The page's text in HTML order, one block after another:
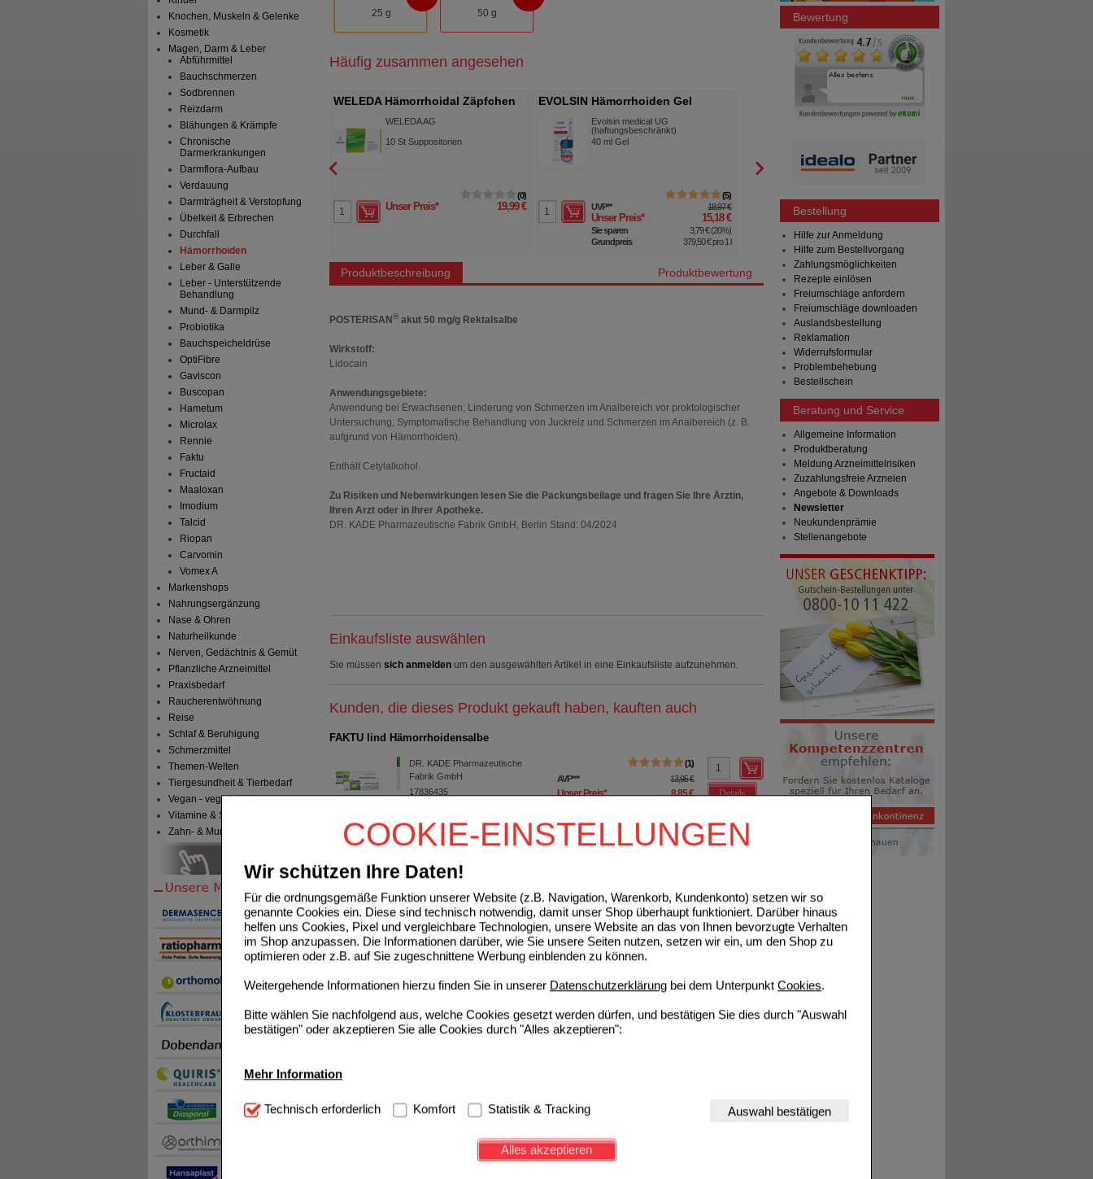
COOKIE-EINSTELLUNGEN
Wir schützen Ihre Daten!
Für die ordnungsgemäße Funktion unserer Website (z.B. Navigation, Warenkorb, Kundenkonto) setzen wir so
genannte Cookies ein. Diese sind technisch notwendig, damit unser Shop überhaupt funktioniert. Darüber hinaus
helfen uns Cookies, Pixel und vergleichbare Technologien, unsere Website an das von Ihnen bevorzugte Verhalten
im Shop anzupassen. Die Informationen darüber, wie Sie unsere Seiten nutzen, setzen wir ein, um den Shop zu
optimieren oder z.B. auf Sie zugeschnittene Werbung einblenden zu können.
Weitergehende Informationen hierzu finden Sie in unserer Datenschutzerklärung bei dem Unterpunkt Cookies.
Bitte wählen Sie nachfolgend aus, welche Cookies gesetzt werden dürfen, und bestätigen Sie dies durch "Auswahl
bestätigen" oder akzeptieren Sie alle Cookies durch "Alles akzeptieren":
Mehr Information
Technisch Notwendig: Hierbei handelt es sich um Cookies, die für die Grundfunktionen unserer Website
notwendig sind (z.B. Navigation, Warenkorb, Kundenkonto), weshalb auf diese nicht verzichtet werden kann.
Diese Cookies werden genutzt um das Einkaufserlebnis noch ansprechender zu gestalten,
beispielsweise für die Wiedererkennung des Besuchers oder unsere Seite an bevorzugte Verhaltensweisen (z.B.
Technisch erforderlich Komfort Statistik & Tracking Auswahl bestätigen
Alles akzeptieren
Knochen, Muskeln & Gelenke
Kosmetik
Magen, Darm & Leber
Abführmittel
Bauchschmerzen
Sodbrennen
Reizdarm
Blähungen & Krämpfe
Chronische
Darmerkrankungen
Darmflora-Aufbau
Verdauung
Darmträgheit & Verstopfung
Übelkeit & Erbrechen
Durchfall
Hämorrhoiden
Leber & Galle
Leber - Unterstützende
Behandlung
Mund- & Darmpilz
Probiotika
Bauchspeicheldrüse
OptiFibre
Gaviscon
Buscopan
Hametum
Microlax
Rennie
Faktu
Fructaid
Maaloxan
Imodium
Talcid
Riopan
Carvomin
Vomex A
Markenshops
Nahrungsergänzung
Nase & Ohren
Naturheilkunde
Nerven, Gedächtnis & Gemüt
Pflanzliche Arzneimittel
Praxisbedarf
Raucherentwöhnung
Reise
Schlaf & Beruhigung
Schmerzmittel
Themen-Welten
Tiergesundheit & Tierbedarf
Vegan - vegetarisch
Vitamine & Sport
Zahn- & Mundpflege
25 g 50 g
Häufig zusammen angesehen
Dr.Willmar Schwabe GmbH &
Co.KG
25g Salbe
AVP ***
Unser Preis*
Sie sparen
WELEDA Hämorrhoidal Zäpfchen
WELEDA AG
10St Suppositorien
0
Unser Preis* 19,99 €
EVOLSIN Hämorrhoiden Gel
Evolsin medical UG
(haftungsbeschränkt)
40 ml Gel
5
UVP** 18,97 €
Unser Preis* 15,18 €
Sie sparen 3,79 €(20%)
Grundpreis
379,50 €pro 1 l
NUVINOL Hämorrhoiden-Gel und
Analfissuren-Gel
UVP
**
Unser Preis*
Sie sparen
Grundpreis
Produktbeschreibung Produktbewertung
POSTERISAN®akut 50 mg/g Rektalsalbe
Wirkstoff:
Lidocain
Anwendungsgebiete:
Anwendung bei Erwachsenen; Linderung von Schmerzen im Analbereich vor proktologischer
Untersuchung; Symptomatische Behandlung von Juckreiz und Schmerzen im Analbereich (z. B.
aufgrund von Hämorrhoiden).
Enthält Cetylalkohol.
Zu Risiken und Nebenwirkungen lesen Sie die Packungsbeilage und fragen Sie Ihre Ärztin,
Ihren Arzt oder in Ihrer Apotheke.
DR. KADE Pharmazeutische Fabrik GmbH, Berlin Stand: 04/2024
Einkaufsliste auswählen
Sie müssen sich anmelden um den ausgewählten Artikel in eine Einkaufsliste aufzunehmen.
Kunden, die dieses Produkt gekauft haben, kauften auch
FAKTU lind Hämorrhoidensalbe
DR. KADE Pharmazeutische
Fabrik GmbH
17836435
1
AVP*** 13,95 €
Unser Preis* 8,85 €
Grundpreis
354,00 €pro 1 kg
Details
POSTERISAN protect Salbe
Fabrik GmbH
06493943
25g Salbe
UVP** 12,99 €
Unser Preis * 9,55 €
Sie sparen 26%
Grundpreis
382,00 €
Details
HYSAN Schnupfenspray
URSAPHARM Arzneimittel GmbH
06587271
10
AVP***
Bewertung
Bestellung
Hilfe zur Anmeldung
Hilfe zum Bestellvorgang
Zahlungsmöglichkeiten
Rezepte einlösen
Freiumschläge anfordern
Freiumschläge downloaden
Auslandsbestellung
Reklamation
Widerrufsformular
Problembehebung
Bestellschein
Beratung und Service
Allgemeine Information
Produktberatung
Meldung Arzneimittelrisiken
Zuzahlungsfreie Arzneien
Angebote & Downloads
Newsletter
Neukundenprämie
Stellenangebote